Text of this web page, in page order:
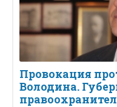
Провокация
Володина.